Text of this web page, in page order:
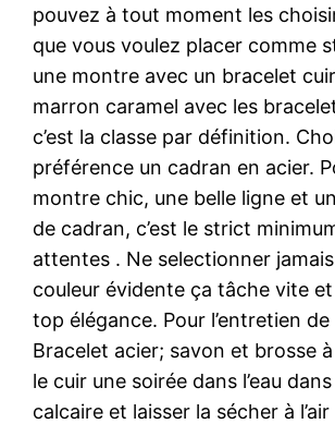
pouvez à tout moment les
que vous voulez placer comme
une montre avec un bracelet
marron caramel avec les
c’est la classe par définition.
préférence un cadran en acier.
montre chic, une belle ligne et
de cadran, c’est le strict
attentes . Ne selectionner
couleur évidente ça tâche vite et
top élégance. Pour l’entretien
Bracelet acier; savon et brosse
le cuir une soirée dans l’eau dans
calcaire et laisser la sécher à